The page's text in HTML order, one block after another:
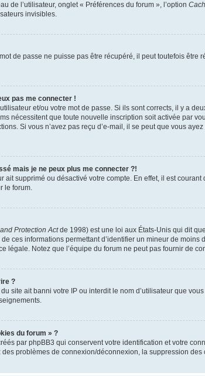
de l’utilisateur, onglet « Préférences du forum », l’option
invisibles.
de passe ne puisse pas être récupéré, il peut toutefois
pas me connecter !
et/ou votre mot de passe. Si ils sont corrects, il y a
nécessitent que toute nouvelle inscription soit activée par
Si vous n’avez pas reçu d’e-mail, il se peut que vous
mais je ne peux plus me connecter ?!
ait supprimé ou désactivé votre compte. En effet, il est
le forum.
Protection Actde 1998) est une loi aux États-Unis qui dit
ces informations permettant d’identifier un mineur de
légale. Notez que l’équipe du forum ne peut pas fournir de
?
du site ait banni votre IP ou interdit le nom d’utilisateur que
du forum » ?
par phpBB3 qui conservent votre identification et votre
des problèmes de connexion/déconnexion, la suppression des